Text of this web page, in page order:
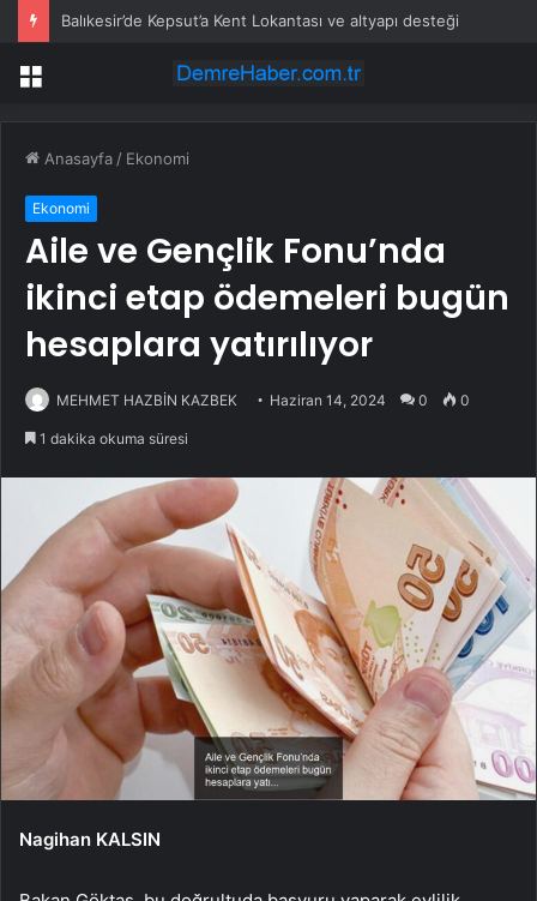
Balıkesir’de Kepsut’a Kent Lokantası ve altyapı desteği
Menü
Anasayfa / Ekonomi
Ekonomi
Aile ve Gençlik Fonu’nda
ikinci etap ödemeleri bugün
hesaplara yatırılıyor
MEHMET HAZBİN KAZBEK Haziran 14, 2024 0 0
1 dakika okuma süresi
Nagihan KALSIN